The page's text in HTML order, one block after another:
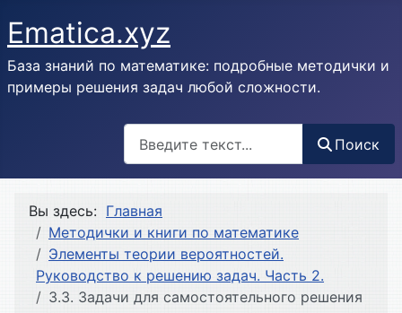
Ematica.xyz
База знаний по математике: подробные методички и
примеры решения задач любой сложности.
Поиск
Вы здесь: Главная
Методички и книги по математике
Элементы теории вероятностей.
Руководство к решению задач. Часть 2.
3.3. Задачи для самостоятельного решения